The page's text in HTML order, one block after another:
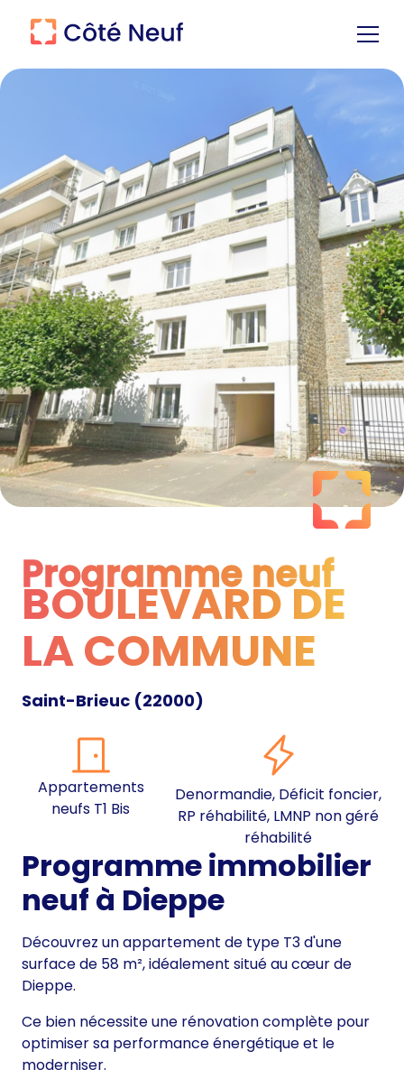
Programme neuf
Programme neuf
BOULEVARD DE
LA COMMUNE
Saint-Brieuc (22000)
Appartements
neufs T1 Bis
Denormandie, Déficit foncier,
RP réhabilité, LMNP non géré
réhabilité
Programme immobilier
neuf à Dieppe
Découvrez un appartement de type T3 d'une
surface de 58 m², idéalement situé au cœur de
Dieppe.
Ce bien nécessite une rénovation complète pour
optimiser sa performance énergétique et le
moderniser.